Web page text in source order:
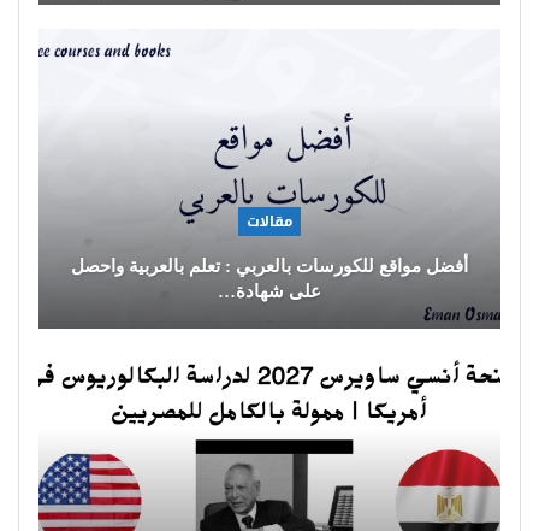
مقالات
أفضل مواقع للكورسات بالعربي : تعلم بالعربية واحصل
على شهادة…